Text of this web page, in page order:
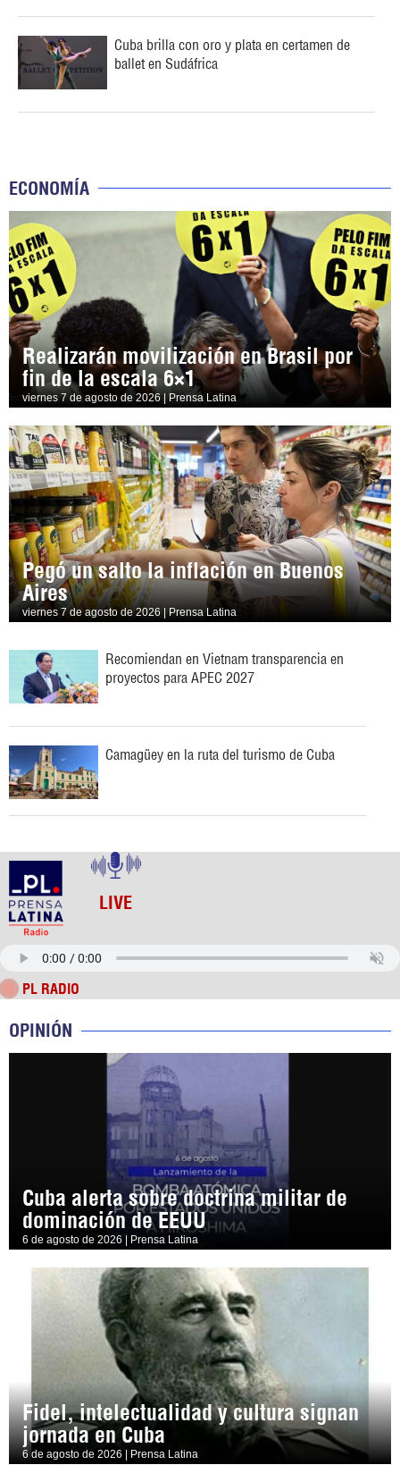
Cuba brilla con oro y plata en certamen de
ballet en Sudáfrica
ECONOMÍA
Realizarán movilización en Brasil por
fin de la escala 6×1
viernes 7 de agosto de 2026 | Prensa Latina
Pegó un salto la inflación en Buenos
Aires
viernes 7 de agosto de 2026 | Prensa Latina
Recomiendan en Vietnam transparencia en
proyectos para APEC 2027
Camagüey en la ruta del turismo de Cuba
LIVE
PL RADIO
OPINIÓN
Cuba alerta sobre doctrina militar de
dominación de EEUU
6 de agosto de 2026 | Prensa Latina
Fidel, intelectualidad y cultura signan
jornada en Cuba
6 de agosto de 2026 | Prensa Latina